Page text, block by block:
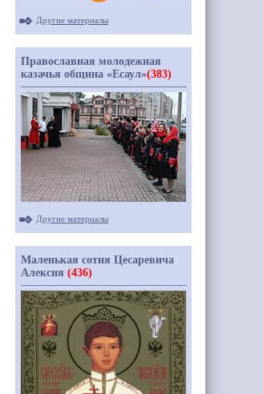
Другие материалы
Православная молодежная
казачья община «Есаул»(383)
Другие материалы
Маленькая сотня Цесаревича
Алексия (436)